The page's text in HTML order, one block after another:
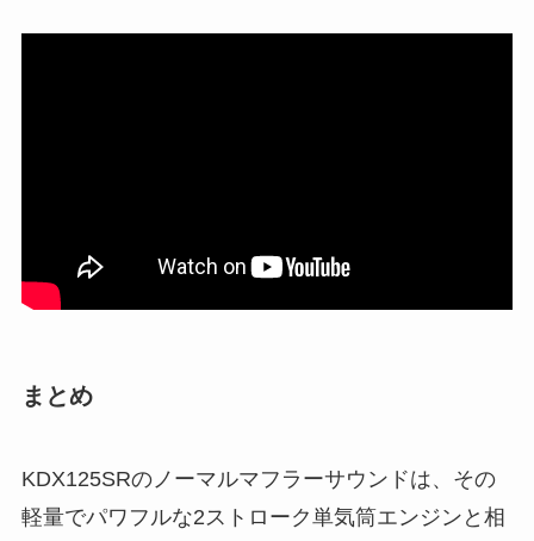
まとめ
KDX125SRのノーマルマフラーサウンドは、その
軽量でパワフルな2ストローク単気筒エンジンと相